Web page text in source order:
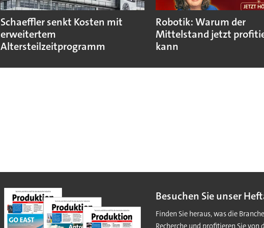
Schaeffler senkt Kosten mit
erweitertem
Altersteilzeitprogramm
Robotik: Warum der
Mittelstand jetzt
kann
Besuchen Sie unser
Finden Sie heraus, was die